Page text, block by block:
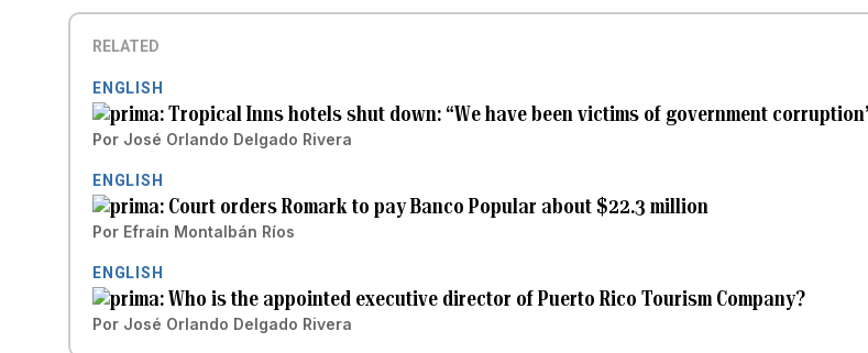
RELATED
ENGLISH
Tropical Inns hotels shut down: “We have been victims of government
Por José Orlando Delgado Rivera
ENGLISH
Court orders Romark to pay Banco Popular about $22.3 million
Por Efraín Montalbán Ríos
ENGLISH
Who is the appointed executive director of Puerto Rico Tourism Company?
Por José Orlando Delgado Rivera